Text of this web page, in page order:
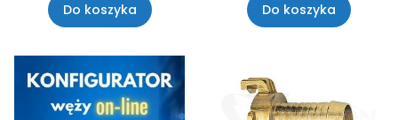
Do koszyka Do koszyka